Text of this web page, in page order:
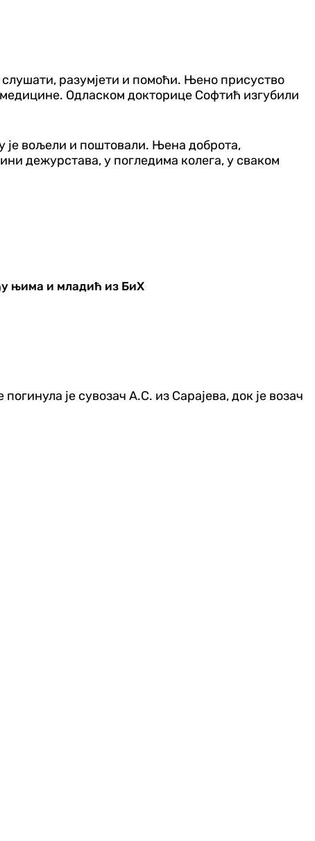
слушати, разумјети и помоћи. Њено присуство
Одласком докторице Софтић изгубили
је вољели и поштовали. Њена доброта,
дежурстава, у погледима колега, у сваком
њима и младић из БиХ
је сувозач А.С. из Сарајева, док је возач